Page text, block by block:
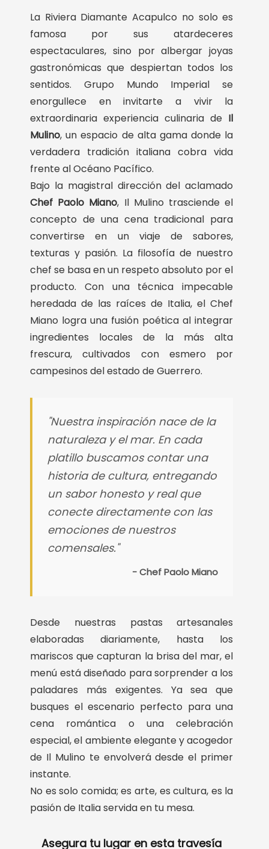
La Riviera Diamante Acapulco no solo es
famosa por sus atardeceres
espectaculares, sino por albergar joyas
gastronómicas que despiertan todos los
sentidos. Grupo Mundo Imperial se
enorgullece en invitarte a vivir la
extraordinaria experiencia culinaria de Il
Mulino, un espacio de alta gama donde la
verdadera tradición italiana cobra vida
frente al Océano Pacífico.
Bajo la magistral dirección del aclamado
Chef Paolo Miano, Il Mulino trasciende el
concepto de una cena tradicional para
convertirse en un viaje de sabores,
texturas y pasión. La filosofía de nuestro
chef se basa en un respeto absoluto por el
producto. Con una técnica impecable
heredada de las raíces de Italia, el Chef
Miano logra una fusión poética al integrar
ingredientes locales de la más alta
frescura, cultivados con esmero por
campesinos del estado de Guerrero.
"Nuestra inspiración nace de la
naturaleza y el mar. En cada
platillo buscamos contar una
historia de cultura, entregando
un sabor honesto y real que
conecte directamente con las
emociones de nuestros
comensales."
- Chef Paolo Miano
Desde nuestras pastas artesanales
elaboradas diariamente, hasta los
mariscos que capturan la brisa del mar, el
menú está diseñado para sorprender a los
paladares más exigentes. Ya sea que
busques el escenario perfecto para una
cena romántica o una celebración
especial, el ambiente elegante y acogedor
de Il Mulino te envolverá desde el primer
instante.
No es solo comida; es arte, es cultura, es la
pasión de Italia servida en tu mesa.
Asegura tu lugar en esta travesía